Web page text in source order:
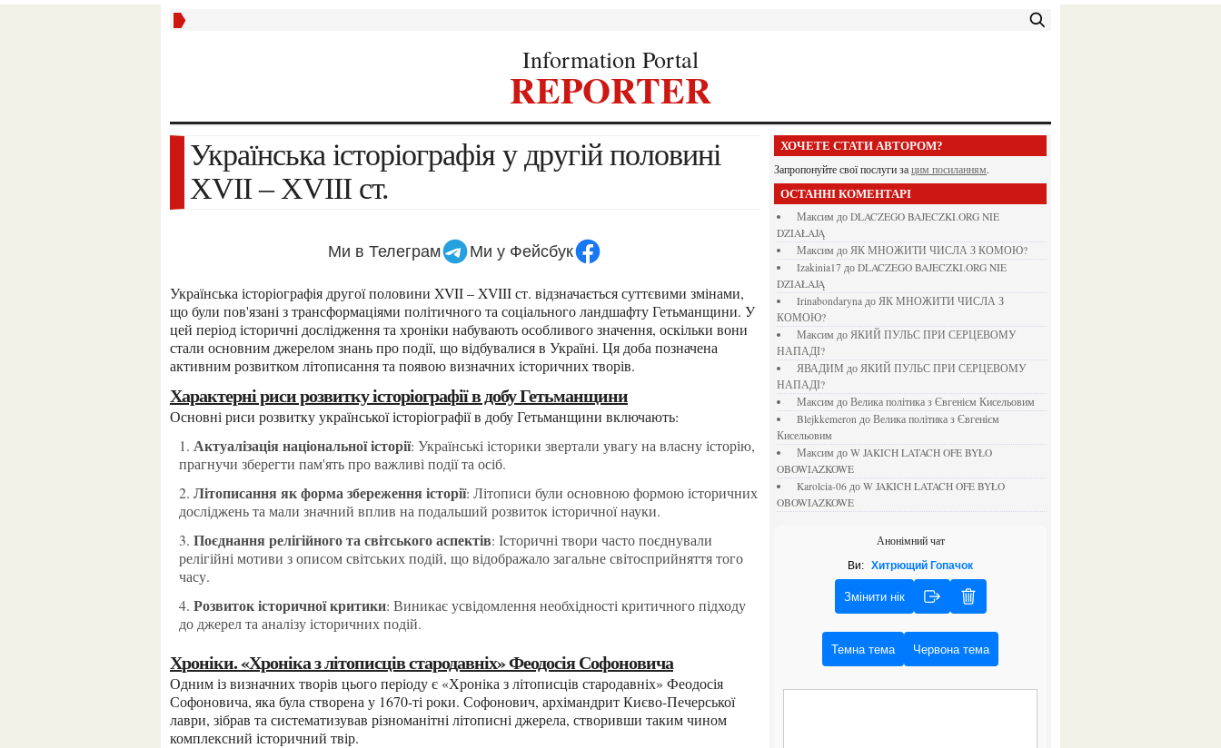
Information Portal
REPORTER
Українська історіографія у другій половині
XVII – XVIII ст.
Ми в Телеграм Ми у Фейсбук
Українська історіографія другої половини XVII – XVIII ст. відзначається суттєвими змінами,
що були пов'язані з трансформаціями політичного та соціального ландшафту Гетьманщини. У
цей період історичні дослідження та хроніки набувають особливого значення, оскільки вони
стали основним джерелом знань про події, що відбувалися в Україні. Ця доба позначена
активним розвитком літописання та появою визначних історичних творів.
Характерні риси розвитку історіографії в добу Гетьманщини
Основні риси розвитку української історіографії в добу Гетьманщини включають:
Актуалізація національної історії: Українські історики звертали увагу на власну історію,
прагнучи зберегти пам'ять про важливі події та осіб.
Літописання як форма збереження історії: Літописи були основною формою історичних
досліджень та мали значний вплив на подальший розвиток історичної науки.
Поєднання релігійного та світського аспектів: Історичні твори часто поєднували
релігійні мотиви з описом світських подій, що відображало загальне світосприйняття того
часу.
Розвиток історичної критики: Виникає усвідомлення необхідності критичного підходу
до джерел та аналізу історичних подій.
Хроніки. «Хроніка з літописців стародавніх» Феодосія Софоновича
Одним із визначних творів цього періоду є «Хроніка з літописців стародавніх» Феодосія
Софоновича, яка була створена у 1670-ті роки. Софонович, архімандрит Києво-Печерської
лаври, зібрав та систематизував різноманітні літописні джерела, створивши таким чином
комплексний історичний твір.
ХОЧЕТЕ СТАТИ АВТОРОМ?
Запропонуйте свої послуги за цим посиланням.
ОСТАННІ КОМЕНТАРІ
Максим до DLACZEGO BAJECZKI.ORG NIE
DZIAŁAJĄ
Максим до ЯК МНОЖИТИ ЧИСЛА З КОМОЮ?
izakinia17 до DLACZEGO BAJECZKI.ORG NIE
DZIAŁAJĄ
irinabondarynaдо ЯК МНОЖИТИ ЧИСЛА З
КОМОЮ?
Максим до ЯКИЙ ПУЛЬС ПРИ СЕРЦЕВОМУ
НАПАДІ?
ЯВАДИМ до ЯКИЙ ПУЛЬС ПРИ СЕРЦЕВОМУ
НАПАДІ?
Максим до Велика політика з Євгенієм Кисельовим
blejkkemeronдо Велика політика з Євгенієм
Кисельовим
Максим до W JAKICH LATACH OFE BYŁO
OBOWIAZKOWE
karolcia-06до W JAKICH LATACH OFE BYŁO
OBOWIAZKOWE
Анонімний чат
Ви: Хитрющий Гопачок
Змінити нік
Темна тема Червона тема